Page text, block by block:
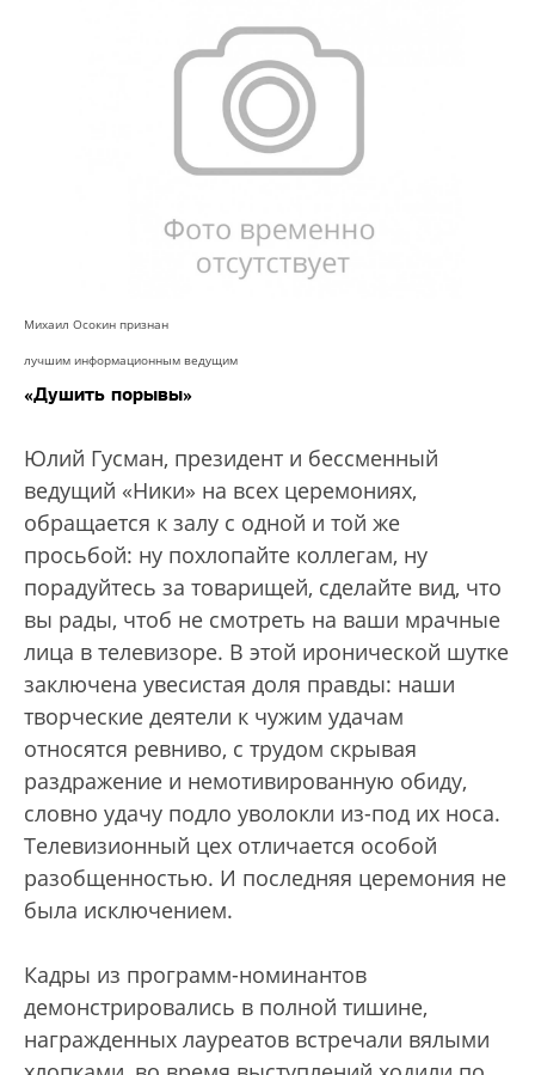
Михаил Осокин признан
лучшим информационным ведущим
«Душить порывы»
Юлий Гусман, президент и бессменный
ведущий «Ники» на всех церемониях,
обращается к залу с одной и той же
просьбой: ну похлопайте коллегам, ну
порадуйтесь за товарищей, сделайте вид, что
вы рады, чтоб не смотреть на ваши мрачные
лица в телевизоре. В этой иронической шутке
заключена увесистая доля правды: наши
творческие деятели к чужим удачам
относятся ревниво, с трудом скрывая
раздражение и немотивированную обиду,
словно удачу подло уволокли из-под их носа.
Телевизионный цех отличается особой
разобщенностью. И последняя церемония не
была исключением.
Кадры из программ-номинантов
демонстрировались в полной тишине,
награжденных лауреатов встречали вялыми